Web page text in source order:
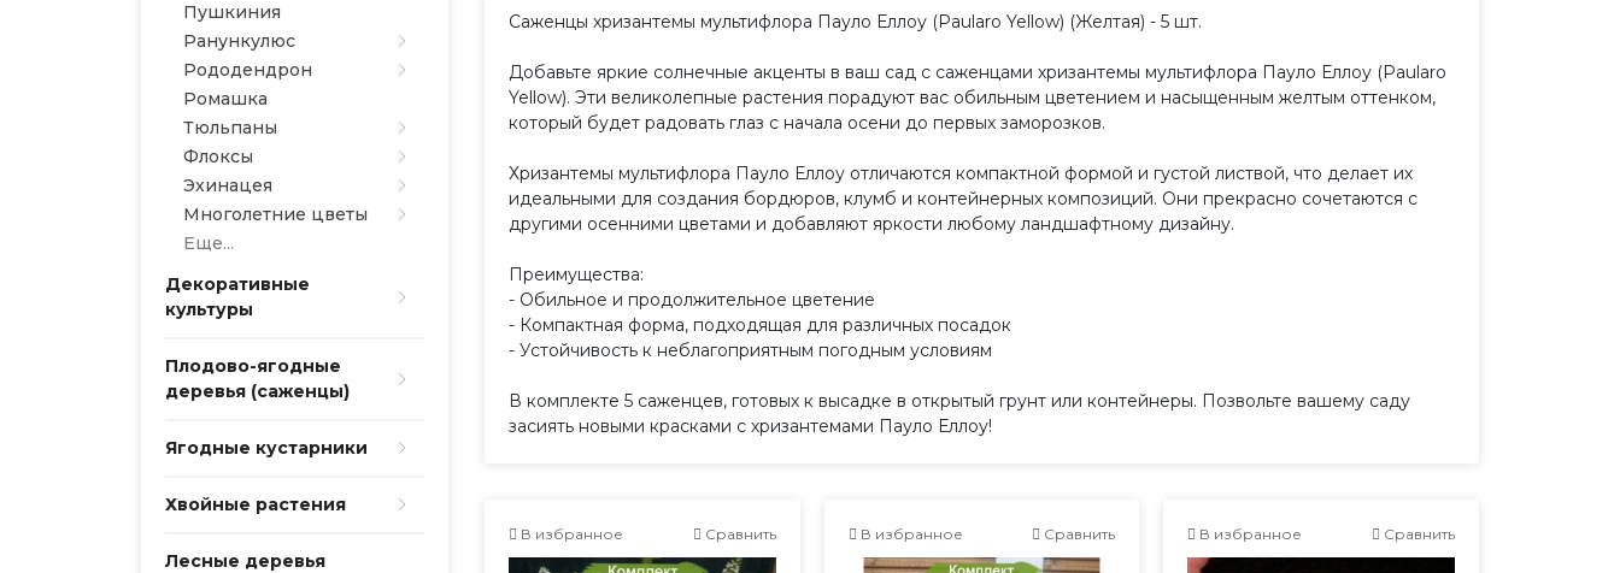
Пушкиния
Ранункулюс
Рододендрон
Ромашка
Тюльпаны
Флоксы
Эхинацея
Многолетние цветы
Еще...
Декоративные
культуры
Плодово-ягодные
деревья (саженцы)
Ягодные кустарники
Хвойные растения
Лесные деревья
Саженцы хризантемы мультифлора Пауло Еллоу (Paularo Yellow) (Желтая) - 5 шт.
Добавьте яркие солнечные акценты в ваш сад с саженцами хризантемы мультифлора Пауло Еллоу (Paularo
Yellow). Эти великолепные растения порадуют вас обильным цветением и насыщенным желтым оттенком,
который будет радовать глаз с начала осени до первых заморозков.
Хризантемы мультифлора Пауло Еллоу отличаются компактной формой и густой листвой, что делает их
идеальными для создания бордюров, клумб и контейнерных композиций. Они прекрасно сочетаются с
другими осенними цветами и добавляют яркости любому ландшафтному дизайну.
Преимущества:
- Обильное и продолжительное цветение
- Компактная форма, подходящая для различных посадок
- Устойчивость к неблагоприятным погодным условиям
В комплекте 5 саженцев, готовых к высадке в открытый грунт или контейнеры. Позвольте вашему саду
засиять новыми красками с хризантемами Пауло Еллоу!
В избранное Сравнить В избранное Сравнить В избранное Сравнить